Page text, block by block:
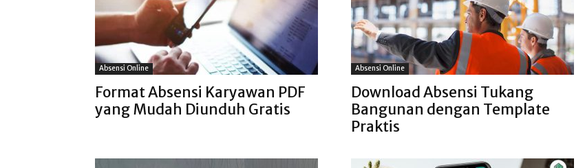
Absensi Online
Format Absensi Karyawan PDF
yang Mudah Diunduh Gratis
Absensi Online
Download Absensi Tukang
Bangunan dengan Template
Praktis